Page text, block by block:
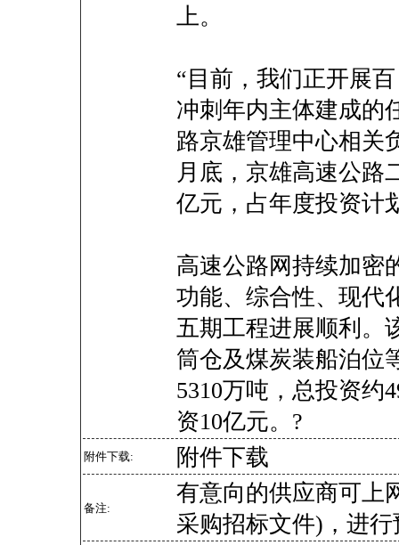
上。
“目前，我们正开展
冲刺年内主体建成的
路京雄管理中心相关
月底，京雄高速公路
亿元，占年度投资计
高速公路网持续加密
功能、综合性、现代
五期工程进展顺利。
筒仓及煤炭装船泊位
5310万吨，总投资约
资10亿元。?
附件下载: 附件下载
备注:
有意向的供应商可上
采购招标文件)，进